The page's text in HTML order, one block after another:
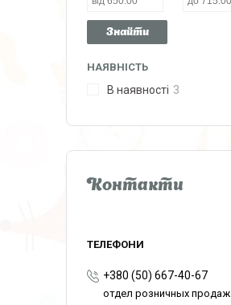
Знайти
НАЯВНІСТЬ
В наявності 3
Контакти
+380 (50) 667-40-67
отдел розничных продаж